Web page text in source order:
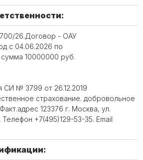
26.Договор - ОАУ
с 04.06.2026 по
сумма 10000000 руб.
№ 3799 от 26.12.2019
страхование. добровольное
123376 г. Москва, ул.
‪+7(495)129-53-35. Email